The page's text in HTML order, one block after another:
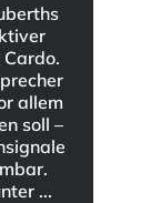
allem
soll –
...